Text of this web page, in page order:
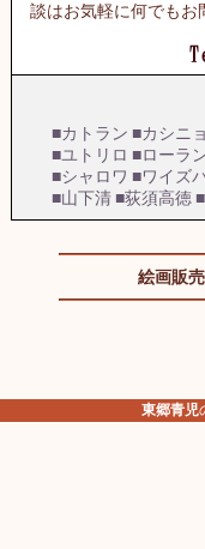
談はお気軽に何でもお
■カトラン ■カシニ
■ユトリロ ■ローラ
■シャロワ ■ワイズ
■山下清■荻須高徳
絵画販
東郷青児